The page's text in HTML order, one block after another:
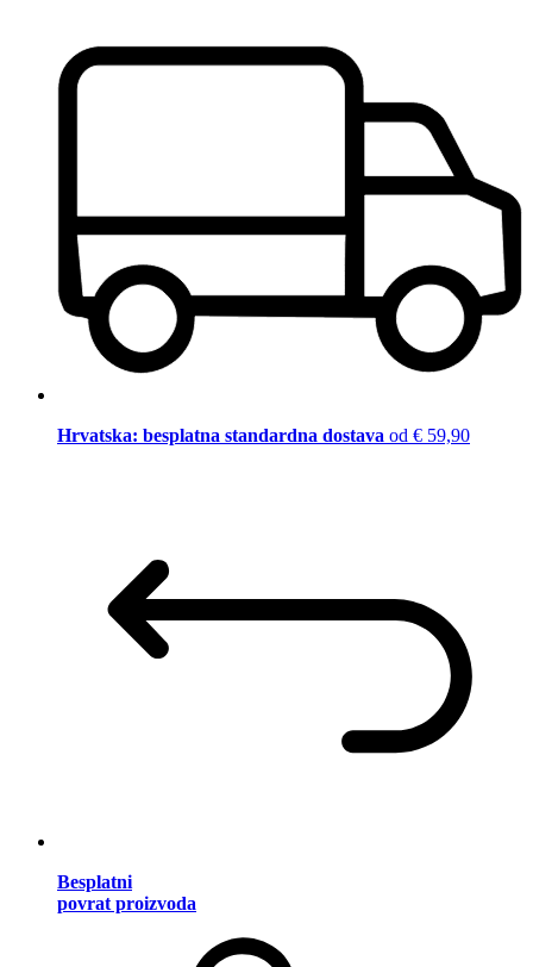
Hrvatska: besplatna standardna dostava od € 59,90
Besplatni
povrat proizvoda